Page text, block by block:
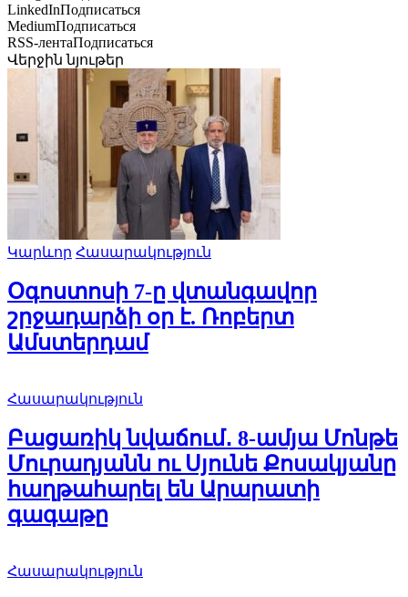
LinkedInПодписаться
MediumПодписаться
RSS-лентаПодписаться
Վերջին նյութեր
Կարևոր Հասարակություն
Օգոստոսի 7-ը վտանգավոր
շրջադարձի օր է. Ռոբերտ
Ամստերդամ
Հասարակություն
Բացառիկ նվաճում․ 8-ամյա Մոնթե
Մուրադյանն ու Սյունե Քոսակյանը
հաղթահարել են Արարատի
գագաթը
Հասարակություն